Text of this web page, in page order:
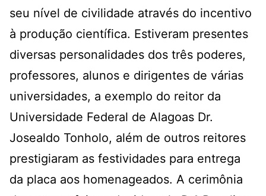
seu nível de civilidade através do incentivo
à produção científica. Estiveram presentes
diversas personalidades dos três poderes,
professores, alunos e dirigentes de várias
universidades, a exemplo do reitor da
Universidade Federal de Alagoas Dr.
Josealdo Tonholo, além de outros reitores
prestigiaram as festividades para entrega
da placa aos homenageados. A cerimônia